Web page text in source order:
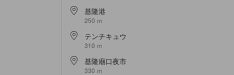
基隆港
250 ｍ
テンチキュウ
310 ｍ
基隆廟口夜市
330 ｍ